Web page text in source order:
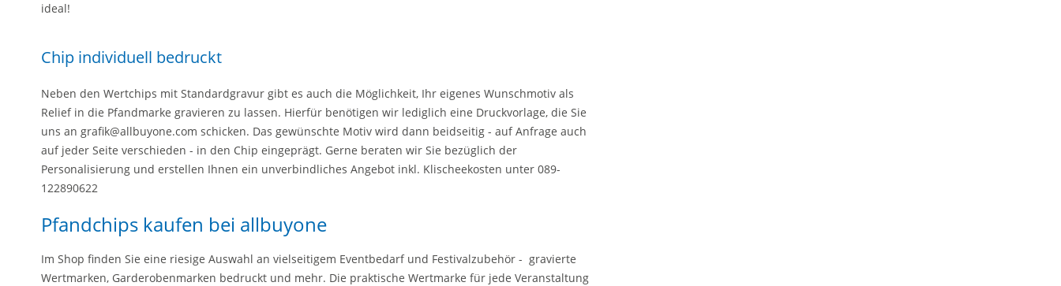
ideal!
Chip individuell bedruckt
Neben den Wertchips mit Standardgravur gibt es auch die Möglichkeit, Ihr eigenes Wunschmotiv als
Relief in die Pfandmarke gravieren zu lassen. Hierfür benötigen wir lediglich eine Druckvorlage, die Sie
uns an grafik@allbuyone.com schicken. Das gewünschte Motiv wird dann beidseitig - auf Anfrage auch
auf jeder Seite verschieden - in den Chip eingeprägt. Gerne beraten wir Sie bezüglich der
Personalisierung und erstellen Ihnen ein unverbindliches Angebot inkl. Klischeekosten unter 089-
122890622
Pfandchips kaufen bei allbuyone
Im Shop finden Sie eine riesige Auswahl an vielseitigem Eventbedarf und Festivalzubehör - gravierte
Wertmarken, Garderobenmarken bedruckt und mehr. Die praktische Wertmarke für jede Veranstaltung